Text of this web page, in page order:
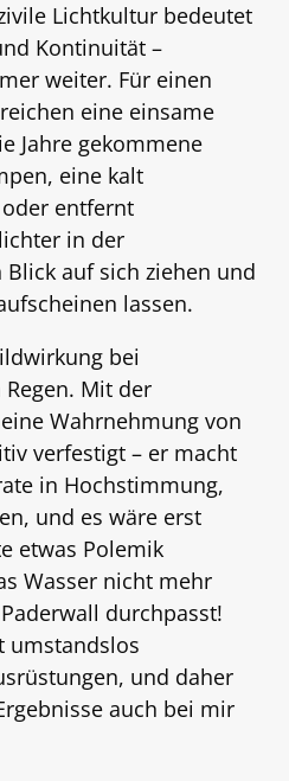
Lichtkultur bedeutet
Kontinuität –
weiter. Für einen
eine einsame
Jahre gekommene
eine kalt
entfernt
in der
auf sich ziehen und
lassen.
bei
Mit der
Wahrnehmung von
verfestigt – er macht
in Hochstimmung,
und es wäre erst
etwas Polemik
Wasser nicht mehr
durchpasst!
umstandslos
und daher
auch bei mir